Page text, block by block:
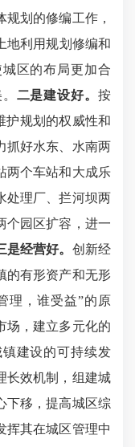
划的修编工作，
地利用规划 修编和
城区的布局更加合
二是建设好。按
护规划的权威性和
抓好水东、水南两
两个车站和大成乐
处理厂、拦河坝两
个园区扩容，进一
是经营好。 创新经
的有形资产和无形
理，谁受益”的原
场，建立多元化的
建设的可持续发
长效机制，组建城
下移，提高城区综
挥其在城区管理中